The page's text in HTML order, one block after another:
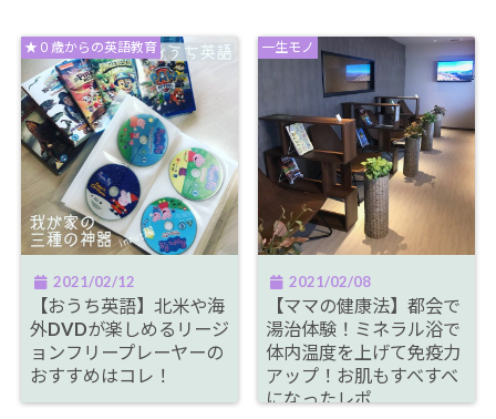
★０歳からの英語教育
2021/02/12
【おうち英語】北米や海
外DVDが楽しめるリージ
ョンフリープレーヤーの
おすすめはコレ！
一生モノ
2021/02/08
【ママの健康法】都会で
湯治体験！ミネラル浴で
体内温度を上げて免疫力
アップ！お肌もすべすべ
になったレポ